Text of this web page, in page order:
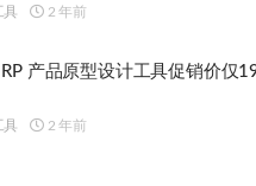
具 2 年前
产品原型设计工具促销价仅
具 2 年前